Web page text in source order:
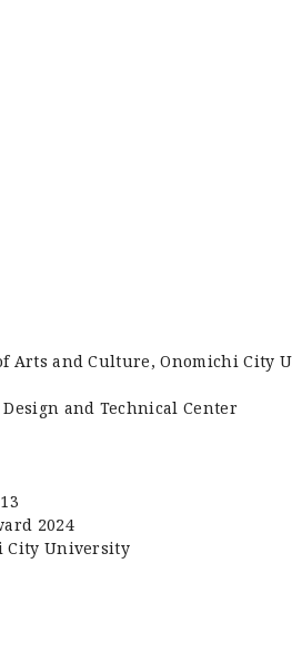
Arts and Culture, Onomichi City
and Technical Center
2024
City University